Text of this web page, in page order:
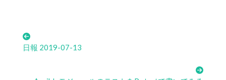
日報 2019-07-13